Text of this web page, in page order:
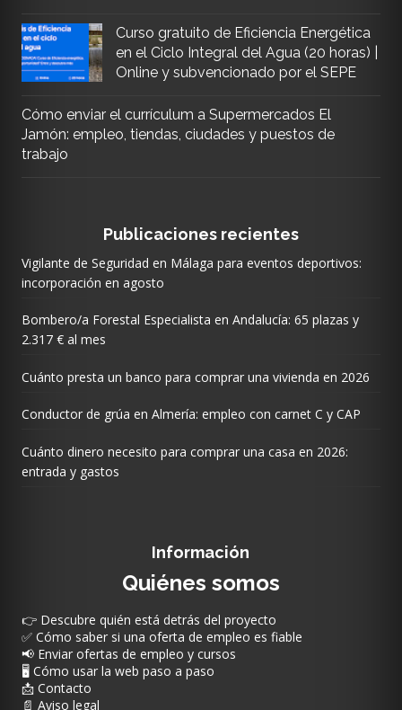
Curso gratuito de Eficiencia Energética
en el Ciclo Integral del Agua (20 horas) |
Online y subvencionado por el SEPE
Cómo enviar el currículum a Supermercados El
Jamón: empleo, tiendas, ciudades y puestos de
trabajo
Publicaciones recientes
Vigilante de Seguridad en Málaga para eventos deportivos:
incorporación en agosto
Bombero/a Forestal Especialista en Andalucía: 65 plazas y
2.317 € al mes
Cuánto presta un banco para comprar una vivienda en 2026
Conductor de grúa en Almería: empleo con carnet C y CAP
Cuánto dinero necesito para comprar una casa en 2026:
entrada y gastos
Información
Quiénes somos
👉 Descubre quién está detrás del proyecto
✅ Cómo saber si una oferta de empleo es fiable
📢 Enviar ofertas de empleo y cursos
🖥️ Cómo usar la web paso a paso
📩 Contacto
📄 Aviso legal